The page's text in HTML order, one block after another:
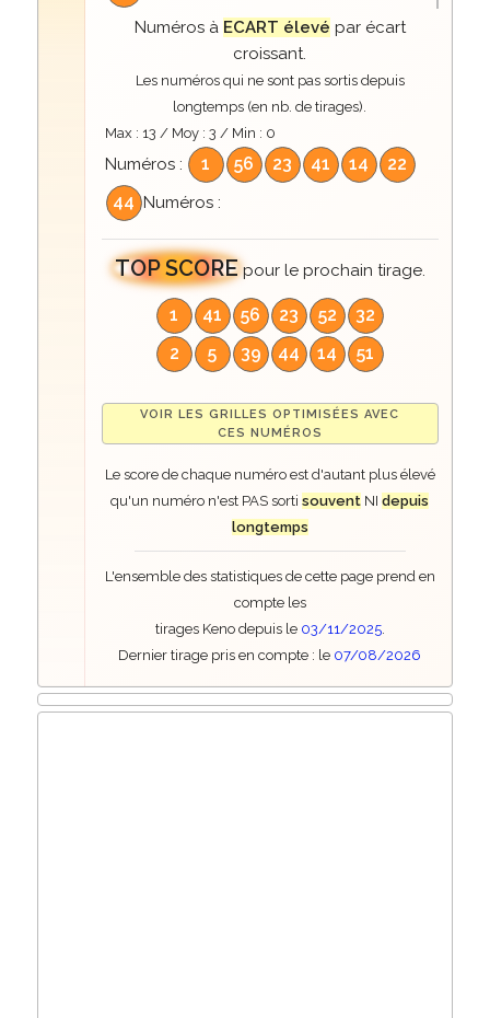
Numéros à ECART élevé par écart
croissant.
Les numéros qui ne sont pas sortis depuis
longtemps (en nb. de tirages).
Max : 13 / Moy : 3 / Min : 0
Numéros : 1 56 23 41 14
22
44 Numéros :
TOP SCORE pour le prochain tirage.
1 41 56 23 52
32
2
5 39 44 14 51
VOIR LES GRILLES OPTIMISÉES AVEC
CES NUMÉROS
Le score de chaque numéro est d'autant plus élevé
qu'un numéro n'est PAS sortisouvent NIdepuis
longtemps
L'ensemble des statistiques de cette page prend en
compte les
tirages Keno depuis le 03/11/2025.
Dernier tirage pris en compte : le 07/08/2026